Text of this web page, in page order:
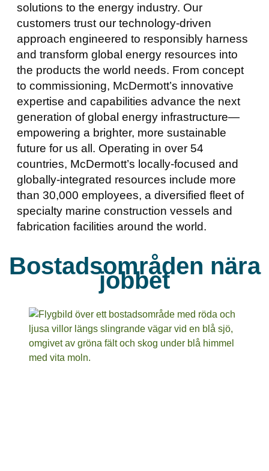
solutions to the energy industry. Our
customers trust our technology-driven
approach engineered to responsibly harness
and transform global energy resources into
the products the world needs. From concept
to commissioning, McDermott’s innovative
expertise and capabilities advance the next
generation of global energy infrastructure—
empowering a brighter, more sustainable
future for us all. Operating in over 54
countries, McDermott’s locally-focused and
globally-integrated resources include more
than 30,000 employees, a diversified fleet of
specialty marine construction vessels and
fabrication facilities around the world.
Bostadsområden nära
jobbet